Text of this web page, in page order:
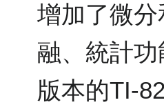
增加了微
融、統計
版本的TI-